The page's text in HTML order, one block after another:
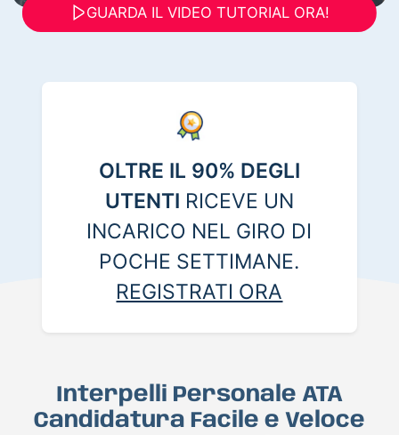
GUARDA IL VIDEO TUTORIAL ORA!
OLTRE IL 90% DEGLI
UTENTI RICEVE UN
INCARICO NEL GIRO DI
POCHE SETTIMANE.
REGISTRATI ORA
Interpelli Personale ATA
Candidatura Facile e Veloce